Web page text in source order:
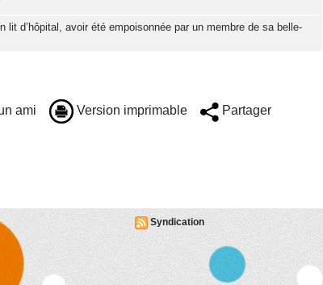
lit d’hôpital, avoir été empoisonnée par un membre de sa belle-
ami Version imprimable Partager
Syndication